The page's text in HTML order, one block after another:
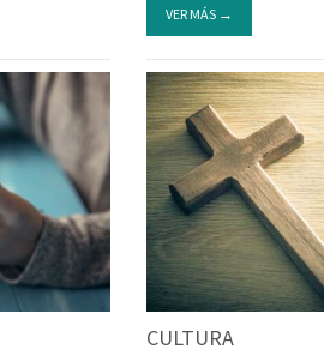
VER MÁS →
CULTURA